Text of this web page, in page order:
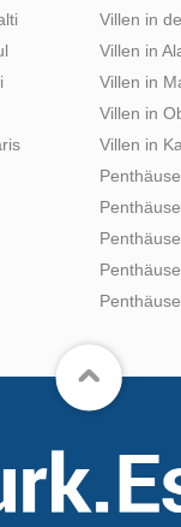
Villen in
Villen in
Villen in
Villen in
Villen in